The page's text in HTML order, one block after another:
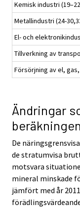
Kemisk industri
Metallindustri (24-
El- och
Tillverkning av
Försörjning av el,
Ändringar
De
de stratumvisa
motsvara
mineral minskade
jämfört med år